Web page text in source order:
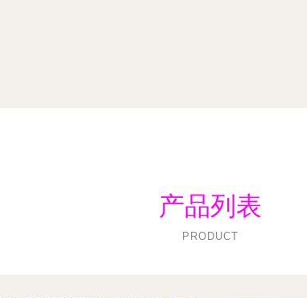
产品列表
PRODUCT